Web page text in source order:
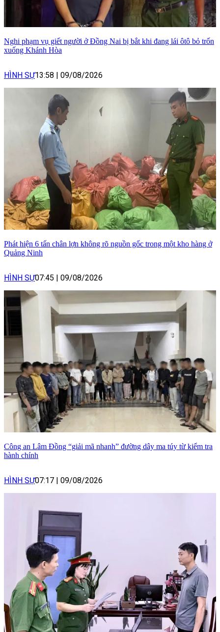
Nghi phạm vụ giết người ở Đồng Nai bị bắt khi đang lái ôtô bỏ trốn
xuống Khánh Hòa
HÌNH SỰ13:58 | 09/08/2026
Phát hiện 6 tấn chân lợn không rõ nguồn gốc trong một kho hàng ở
Quảng Ninh
HÌNH SỰ07:45 | 09/08/2026
Công an Lâm Đồng “giải mã nhanh” đường dây ma túy từ kiểm tra
hành chính
HÌNH SỰ07:17 | 09/08/2026